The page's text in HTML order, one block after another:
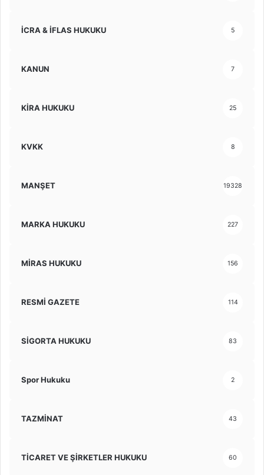
İCRA & İFLAS HUKUKU 5
KANUN 7
KİRA HUKUKU 25
KVKK 8
MANŞET 19328
MARKA HUKUKU 227
MİRAS HUKUKU 156
RESMİ GAZETE 114
SİGORTA HUKUKU 83
Spor Hukuku 2
TAZMİNAT 43
TİCARET VE ŞİRKETLER HUKUKU 60